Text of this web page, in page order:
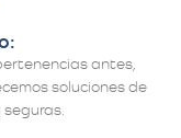
antes,
soluciones de